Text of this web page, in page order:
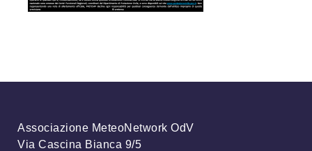
Associazione MeteoNetwork OdV
Via Cascina Bianca 9/5